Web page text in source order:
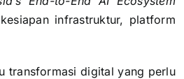
infrastruktur, platform
transformasi digital yang perlu